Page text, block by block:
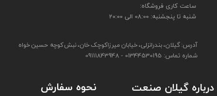
​​ساعت کاری فروشگاه:
شنبه تا پنجشنبه: 08:00 الی 20:00
آدرس: گیلان، بندرانزلی، خیابان میرزاکوچک خان، نبش کوچه حسین خواه
شماره تماس: 01344530195 - 09111843948
نحوه سفارش درباره گیلان صنعت